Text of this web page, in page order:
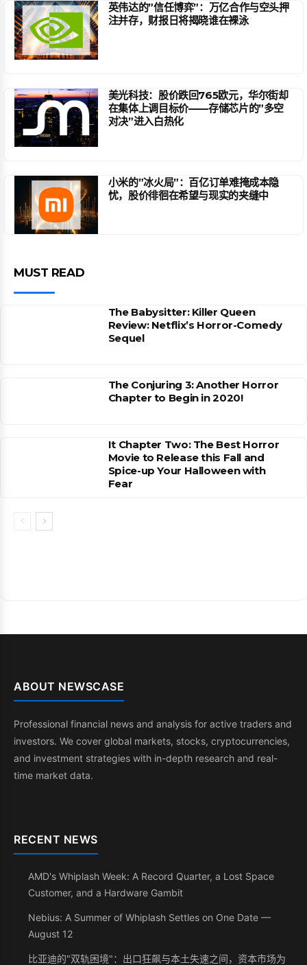
英伟达的”信任博弈”：万亿合作与空头押
注并存，财报日将揭晓谁在裸泳
美光科技：股价跌回765欧元，华尔街却
在集体上调目标价——存储芯片的”多空
对决”进入白热化
小米的”冰火局”：百亿订单难掩成本隐
忧，股价徘徊在希望与现实的夹缝中
MUST READ
The Babysitter: Killer Queen
Review: Netflix’s Horror-Comedy
Sequel
The Conjuring 3: Another Horror
Chapter to Begin in 2020!
It Chapter Two: The Best Horror
Movie to Release this Fall and
Spice-up Your Halloween with
Fear
ABOUT NEWSCASE
Professional financial news and analysis for active traders and
investors. We cover global markets, stocks, cryptocurrencies,
and investment strategies with in-depth research and real-
time market data.
RECENT NEWS
AMD's Whiplash Week: A Record Quarter, a Lost Space
Customer, and a Hardware Gambit
Nebius: A Summer of Whiplash Settles on One Date —
August 12
比亚迪的"双轨困境"：出口狂飙与本土失速之间，资本市场为